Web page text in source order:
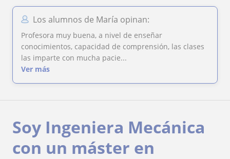
Los alumnos de María opinan:
Profesora muy buena, a nivel de enseñar
conocimientos, capacidad de comprensión, las clases
las imparte con mucha pacie...
Ver más
Soy Ingeniera Mecánica
con un máster en